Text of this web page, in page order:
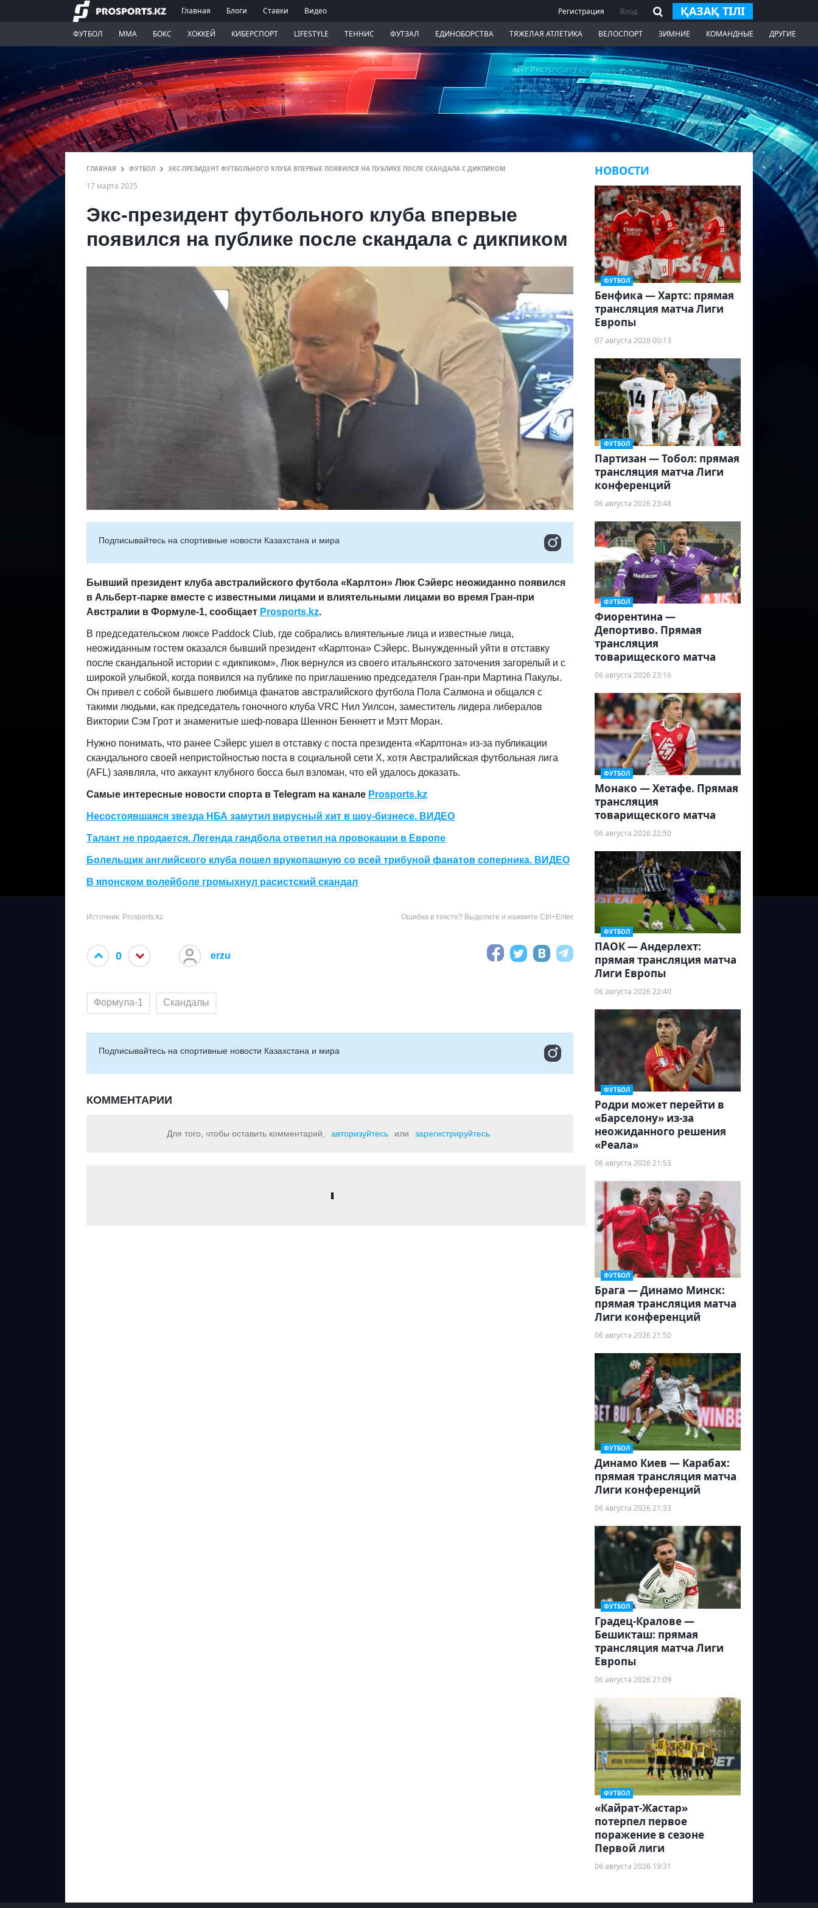
Главная Блоги Ставки Видео Регистрация Вход ҚАЗАҚ ТІЛІ
ФУТБОЛ ММА БОКС ХОККЕЙ КИБЕРСПОРТ LIFESTYLE ТЕННИС ФУТЗАЛ ЕДИНОБОРСТВА ТЯЖЕЛАЯ АТЛЕТИКА ВЕЛОСПОРТ ЗИМНИЕ КОМАНДНЫЕ ДРУГИЕ
ГЛАВНАЯ ФУТБОЛ ЭКС-ПРЕЗИДЕНТ ФУТБОЛЬНОГО КЛУБА ВПЕРВЫЕ ПОЯВИЛСЯ НА ПУБЛИКЕ ПОСЛЕ СКАНДАЛА С ДИКПИКОМ
17 марта 2025
Экс-президент футбольного клуба впервые
появился на публике после скандала с дикпиком
Подписывайтесь на cпортивные новости Казахстана и мира
Бывший президент клуба австралийского футбола «Карлтон» Люк Сэйерс неожиданно появился
в Альберт-парке вместе с известными лицами и влиятельными лицами во время Гран-при
Австралии в Формуле-1, сообщает Prosports.kz.
В председательском люксе Paddock Club, где собрались влиятельные лица и известные лица,
неожиданным гостем оказался бывший президент «Карлтона» Сэйерс. Вынужденный уйти в отставку
после скандальной истории с «дикпиком», Люк вернулся из своего итальянского заточения загорелый и с
широкой улыбкой, когда появился на публике по приглашению председателя Гран-при Мартина Пакулы.
Он привел с собой бывшего любимца фанатов австралийского футбола Пола Салмона и общался с
такими людьми, как председатель гоночного клуба VRC Нил Уилсон, заместитель лидера либералов
Виктории Сэм Грот и знаменитые шеф-повара Шеннон Беннетт и Мэтт Моран.
Нужно понимать, что ранее Сэйерс ушел в отставку с поста президента «Карлтона» из-за публикации
скандального своей непристойностью поста в социальной сети Х, хотя Австралийская футбольная лига
(AFL) заявляла, что аккаунт клубного босса был взломан, что ей удалось доказать.
Самые интересные новости спорта в Telegram на канале Prosports.kz
Несостоявшаяся звезда НБА замутил вирусный хит в шоу-бизнесе. ВИДЕО
Талант не продается. Легенда гандбола ответил на провокации в Европе
Болельщик английского клуба пошел врукопашную со всей трибуной фанатов соперника. ВИДЕО
В японском волейболе громыхнул расистский скандал
Источник: Prosports.kz Ошибка в тексте? Выделите и нажмите Ctrl+Enter
0 erzu
Формула-1 Скандалы
Подписывайтесь на cпортивные новости Казахстана и мира
КОММЕНТАРИИ
Для того, чтобы оставить комментарий, авторизуйтесь или зарегистрируйтесь
НОВОСТИ
ФУТБОЛ
Бенфика — Хартс: прямая
трансляция матча Лиги
Европы
07 августа 2026 00:13
ФУТБОЛ
Партизан — Тобол: прямая
трансляция матча Лиги
конференций
06 августа 2026 23:48
ФУТБОЛ
Фиорентина —
Депортиво. Прямая
трансляция
товарищеского матча
06 августа 2026 23:16
ФУТБОЛ
Монако — Хетафе. Прямая
трансляция
товарищеского матча
06 августа 2026 22:50
ФУТБОЛ
ПАОК — Андерлехт:
прямая трансляция матча
Лиги Европы
06 августа 2026 22:40
ФУТБОЛ
Родри может перейти в
«Барселону» из-за
неожиданного решения
«Реала»
06 августа 2026 21:53
ФУТБОЛ
Брага — Динамо Минск:
прямая трансляция матча
Лиги конференций
06 августа 2026 21:50
ФУТБОЛ
Динамо Киев — Карабах:
прямая трансляция матча
Лиги конференций
06 августа 2026 21:33
ФУТБОЛ
Градец-Кралове —
Бешикташ: прямая
трансляция матча Лиги
Европы
06 августа 2026 21:09
ФУТБОЛ
«Кайрат-Жастар»
потерпел первое
поражение в сезоне
Первой лиги
06 августа 2026 19:31